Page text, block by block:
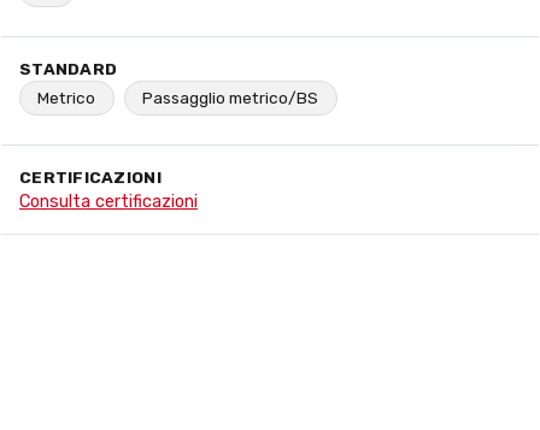
STANDARD
Metrico
Passagglio metrico/BS
CERTIFICAZIONI
Consulta certificazioni